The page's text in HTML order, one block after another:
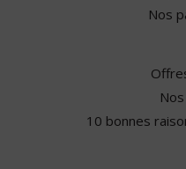
Nos
10 bonnes